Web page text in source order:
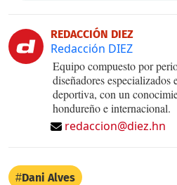
REDACCIÓN DIEZ
Redacción DIEZ
Equipo compuesto por
diseñadores especializados
deportiva, con un
hondureño e internacional.
redaccion@diez.hn
Dani Alves